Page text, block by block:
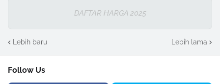
DAFTAR HARGA 2025
Lebih baru Lebih lama
Follow Us